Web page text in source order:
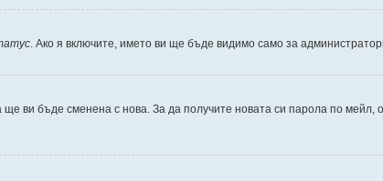
. Ако я включите, името ви ще бъде видимо само за
ви бъде сменена с нова. За да получите новата си парола по мейл,